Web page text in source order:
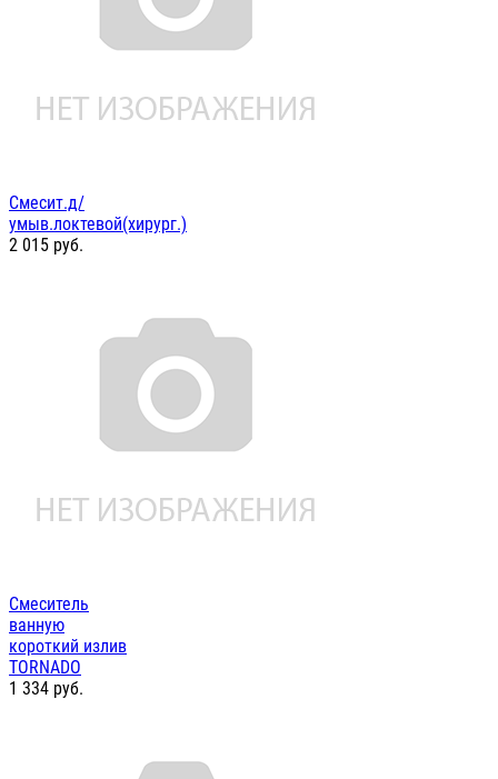
Смесит.д/
умыв.локтевой(хирург.)
2 015 руб.
Смеситель
ванную
короткий излив
TORNADO
1 334 руб.